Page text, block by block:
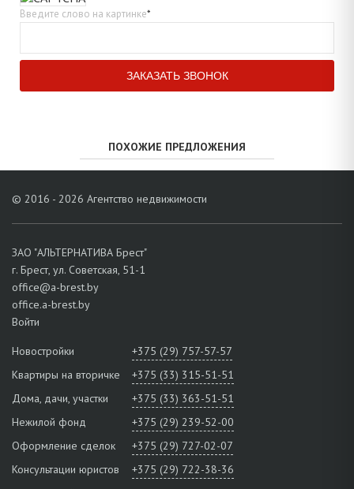
Введите слово на картинке*
ПОХОЖИЕ ПРЕДЛОЖЕНИЯ
© 2016 - 2026 Агентство недвижимости
ЗАО "АЛЬТЕРНАТИВА Брест"
г. Брест, ул. Советская, 51-1
office@a-brest.by
office.a-brest.by
Войти
Новостройки
+375 (29) 757-57-57
Квартиры на вторичке
+375 (33) 315-51-51
Дома, дачи, участки
+375 (33) 363-51-51
Нежилой фонд
+375 (29) 239-52-00
Оформление сделок
+375 (29) 727-02-07
Консультации юристов
+375 (29) 722-38-36